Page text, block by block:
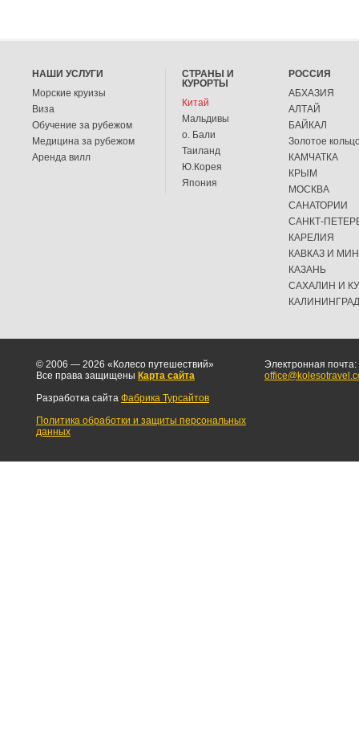
НАШИ УСЛУГИ
Морские круизы
Виза
Обучение за рубежом
Медицина за рубежом
Аренда вилл
СТРАНЫ И
КУРОРТЫ
Китай
Мальдивы
о. Бали
Таиланд
Ю.Корея
Япония
РОССИЯ
АБХАЗИЯ
АЛТАЙ
БАЙКАЛ
Золотое
КАМЧАТКА
КРЫМ
МОСКВА
САНАТОРИИ
САНКТ-
КАРЕЛИЯ
КАВКАЗ И
КАЗАНЬ
САХАЛИН И
КАЛИНИНГРАД
© 2006 — 2026 «Колесо путешествий»
Все права защищены Карта сайта
Разработка сайта Фабрика Турсайтов
Политика обработки и защиты персональных
данных
Электронная почта: